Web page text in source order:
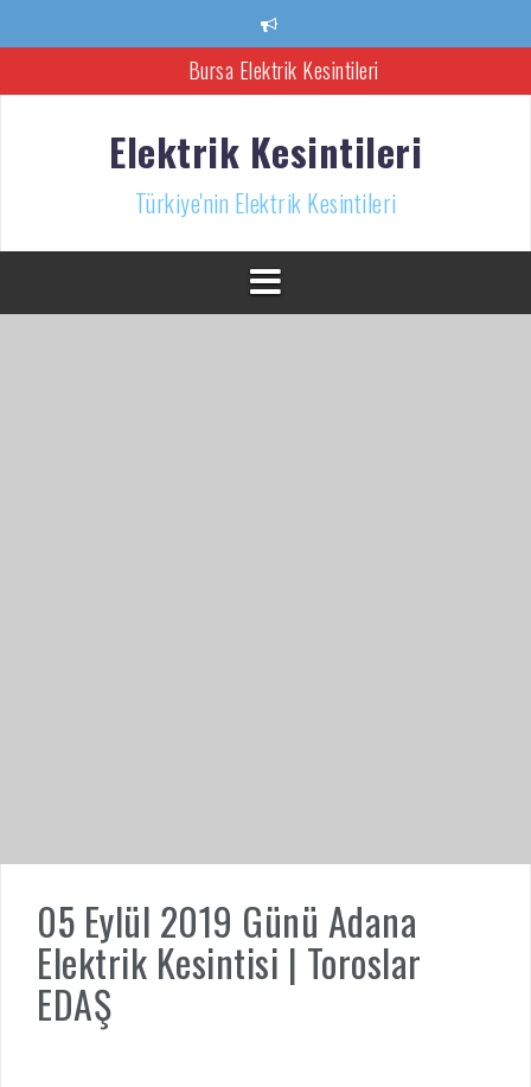
Bursa Elektrik Kesintileri
Türkiye’nin Elektrik Kesintileri Haber Kaynağı
İzmir Elektrik Kesintisi
Elektrik Kesintileri
Türkiye'nin Elektrik Kesintileri
05 Eylül 2019 Günü Adana
Elektrik Kesintisi | Toroslar
EDAŞ